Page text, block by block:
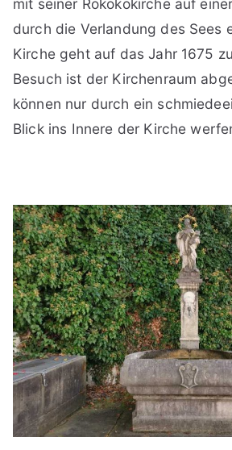
mit seiner Rokokokirche auf
durch die Verlandung des Sees
Kirche geht auf das Jahr 1675
Besuch ist der Kirchenraum
können nur durch ein
Blick ins Innere der Kirche